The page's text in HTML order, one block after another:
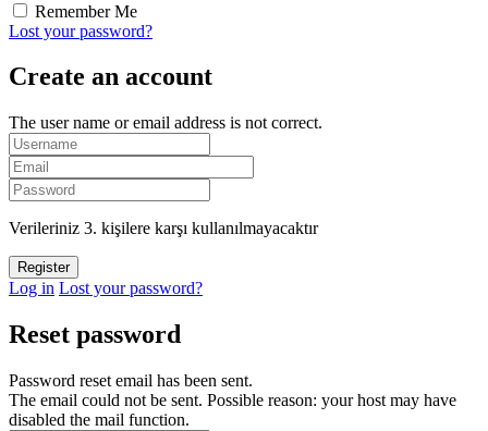
Remember Me
Lost your password?
Create an account
The user name or email address is not correct.
Verileriniz 3. kişilere karşı kullanılmayacaktır
Log in Lost your password?
Reset password
Password reset email has been sent.
The email could not be sent. Possible reason: your host may have
disabled the mail function.